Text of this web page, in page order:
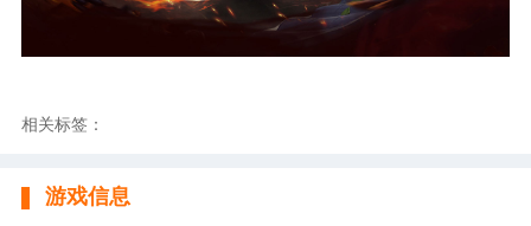
相关标签：
游戏信息